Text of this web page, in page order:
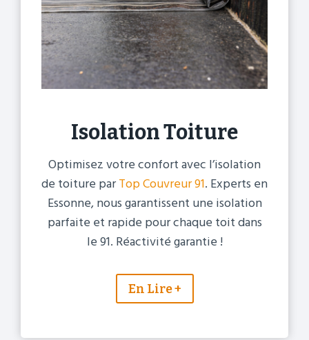
Isolation Toiture
Optimisez votre confort avec l’isolation
de toiture parTop Couvreur 91. Experts en
Essonne, nous garantissent une isolation
parfaite et rapide pour chaque toit dans
le 91. Réactivité garantie !
En Lire +